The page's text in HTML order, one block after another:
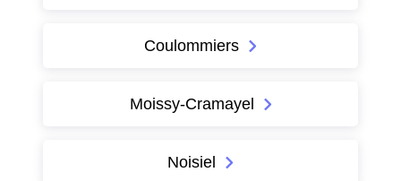
Coulommiers
Moissy-Cramayel
Noisiel